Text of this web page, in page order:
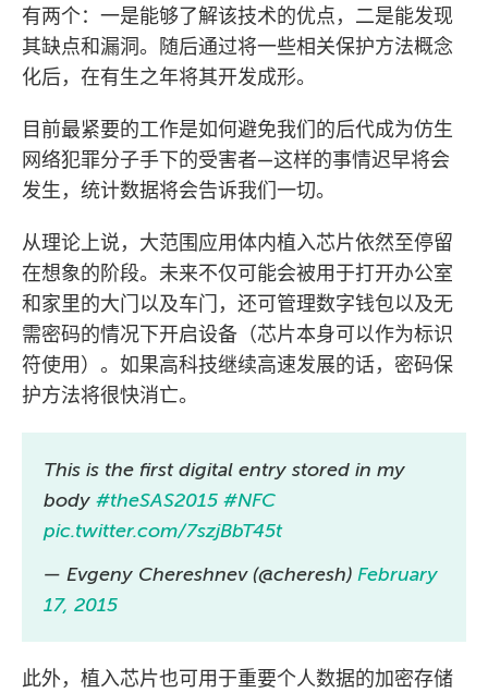
有两个：一是能够了解该技术的优点，二是能发现
其缺点和漏洞。随后通过将一些相关保护方法概念
化后，在有生之年将其开发成形。
目前最紧要的工作是如何避免我们的后代成为仿生
网络犯罪分子手下的受害者—这样的事情迟早将会
发生，统计数据将会告诉我们一切。
从理论上说，大范围应用体内植入芯片依然至停留
在想象的阶段。未来不仅可能会被用于打开办公室
和家里的大门以及车门，还可管理数字钱包以及无
需密码的情况下开启设备（芯片本身可以作为标识
符使用）。如果高科技继续高速发展的话，密码保
护方法将很快消亡。
This is the first digital entry stored in my
body #theSAS2015 #NFC
pic.twitter.com/7szjBbT45t
— Evgeny Chereshnev (@cheresh) February
17, 2015
此外，植入芯片也可用于重要个人数据的加密存储